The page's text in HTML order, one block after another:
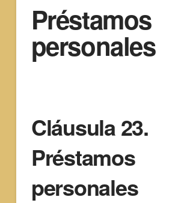
Préstamos
personales
Cláusula 23.
Préstamos
personales